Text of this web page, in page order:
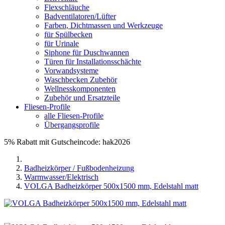
Flexschläuche
Badventilatoren/Lüfter
Farben, Dichtmassen und Werkzeuge
für Spülbecken
für Urinale
Siphone für Duschwannen
Türen für Installationsschächte
Vorwandsysteme
Waschbecken Zubehör
Wellnesskomponenten
Zubehör und Ersatzteile
Fliesen-Profile
alle Fliesen-Profile
Übergangsprofile
5% Rabatt mit Gutscheincode: hak2026
Badheizkörper / Fußbodenheizung
Warmwasser/Elektrisch
VOLGA Badheizkörper 500x1500 mm, Edelstahl matt